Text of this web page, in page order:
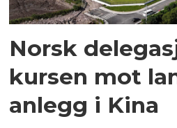
Norsk
kursen mot
anlegg i Kina